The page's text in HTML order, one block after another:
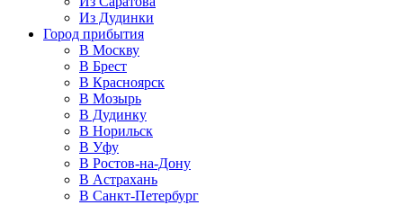
Из Дудинки
Город прибытия
В Москву
В Брест
В Красноярск
В Мозырь
В Дудинку
В Норильск
В Уфу
В Ростов-на-Дону
В Астрахань
В Санкт-Петербург